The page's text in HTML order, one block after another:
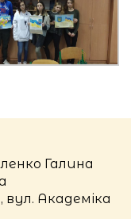
Галина
вул. Академіка